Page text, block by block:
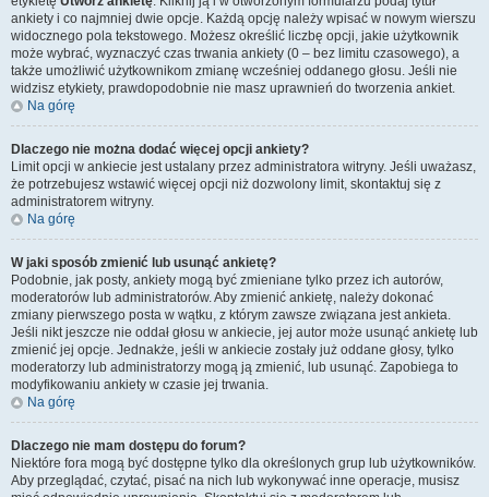
ankiety i co najmniej dwie opcje. Każdą opcję należy wpisać w nowym wierszu
widocznego pola tekstowego. Możesz określić liczbę opcji, jakie użytkownik
może wybrać, wyznaczyć czas trwania ankiety (0 – bez limitu czasowego), a
także umożliwić użytkownikom zmianę wcześniej oddanego głosu. Jeśli nie
widzisz etykiety, prawdopodobnie nie masz uprawnień do tworzenia ankiet.
Na górę
Dlaczego nie można dodać więcej opcji ankiety?
Limit opcji w ankiecie jest ustalany przez administratora witryny. Jeśli uważasz,
że potrzebujesz wstawić więcej opcji niż dozwolony limit, skontaktuj się z
administratorem witryny.
Na górę
W jaki sposób zmienić lub usunąć ankietę?
Podobnie, jak posty, ankiety mogą być zmieniane tylko przez ich autorów,
moderatorów lub administratorów. Aby zmienić ankietę, należy dokonać
zmiany pierwszego posta w wątku, z którym zawsze związana jest ankieta.
Jeśli nikt jeszcze nie oddał głosu w ankiecie, jej autor może usunąć ankietę lub
zmienić jej opcje. Jednakże, jeśli w ankiecie zostały już oddane głosy, tylko
moderatorzy lub administratorzy mogą ją zmienić, lub usunąć. Zapobiega to
modyfikowaniu ankiety w czasie jej trwania.
Na górę
Dlaczego nie mam dostępu do forum?
Niektóre fora mogą być dostępne tylko dla określonych grup lub użytkowników.
Aby przeglądać, czytać, pisać na nich lub wykonywać inne operacje, musisz